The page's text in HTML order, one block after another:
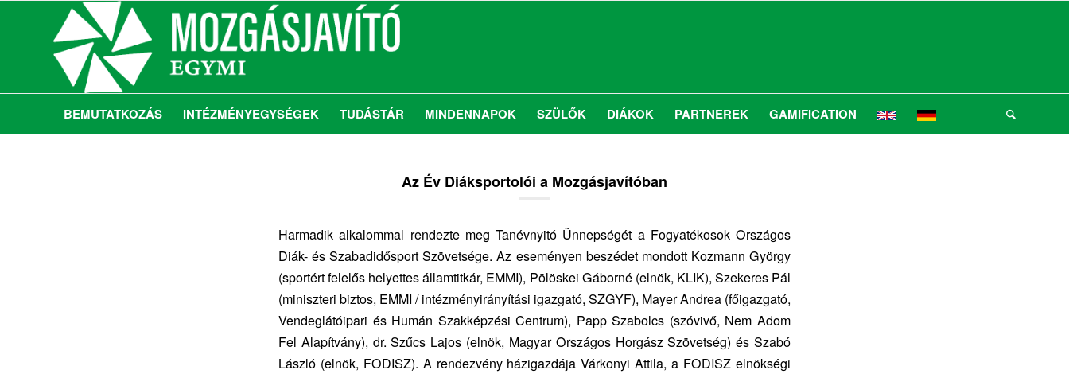
BEMUTATKOZÁS INTÉZMÉNYEGYSÉGEK TUDÁSTÁR MINDENNAPOK SZÜLŐK DIÁKOK PARTNEREK GAMIFICATION
Az Év Diáksportolói a Mozgásjavítóban
Harmadik alkalommal rendezte meg Tanévnyitó Ünnepségét a Fogyatékosok Országos
Diák- és Szabadidősport Szövetsége. Az eseményen beszédet mondott Kozmann György
(sportért felelős helyettes államtitkár, EMMI), Pölöskei Gáborné (elnök, KLIK), Szekeres Pál
(miniszteri biztos, EMMI / intézményirányítási igazgató, SZGYF), Mayer Andrea (főigazgató,
Vendeglátóipari és Humán Szakképzési Centrum), Papp Szabolcs (szóvivő, Nem Adom
Fel Alapítvány), dr. Szűcs Lajos (elnök, Magyar Országos Horgász Szövetség) és Szabó
László (elnök, FODISZ). A rendezvény házigazdája Várkonyi Attila, a FODISZ elnökségi